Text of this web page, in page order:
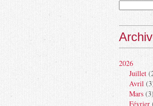
2026
Juillet
Avril
Mars (3)
Février